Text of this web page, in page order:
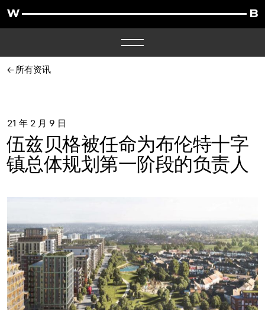
所有资讯
21 年 2 月 9 日
伍兹贝格被任命为布伦特十字
镇总体规划第一阶段的负责人